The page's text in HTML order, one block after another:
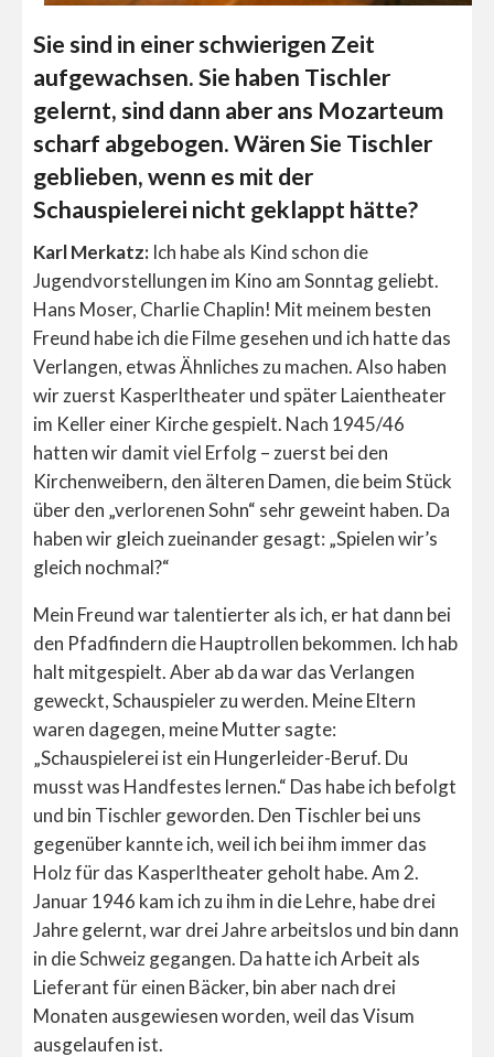
Sie sind in einer schwierigen Zeit
aufgewachsen. Sie haben Tischler
gelernt, sind dann aber ans Mozarteum
scharf abgebogen. Wären Sie Tischler
geblieben, wenn es mit der
Schauspielerei nicht geklappt hätte?
Karl Merkatz: Ich habe als Kind schon die
Jugendvorstellungen im Kino am Sonntag geliebt.
Hans Moser, Charlie Chaplin! Mit meinem besten
Freund habe ich die Filme gesehen und ich hatte das
Verlangen, etwas Ähnliches zu machen. Also haben
wir zuerst Kasperltheater und später Laientheater
im Keller einer Kirche gespielt. Nach 1945/46
hatten wir damit viel Erfolg – zuerst bei den
Kirchenweibern, den älteren Damen, die beim Stück
über den „verlorenen Sohn“ sehr geweint haben. Da
haben wir gleich zueinander gesagt: „Spielen wir’s
gleich nochmal?“
Mein Freund war talentierter als ich, er hat dann bei
den Pfadfindern die Hauptrollen bekommen. Ich hab
halt mitgespielt. Aber ab da war das Verlangen
geweckt, Schauspieler zu werden. Meine Eltern
waren dagegen, meine Mutter sagte:
„Schauspielerei ist ein Hungerleider-Beruf. Du
musst was Handfestes lernen.“ Das habe ich befolgt
und bin Tischler geworden. Den Tischler bei uns
gegenüber kannte ich, weil ich bei ihm immer das
Holz für das Kasperltheater geholt habe. Am 2.
Januar 1946 kam ich zu ihm in die Lehre, habe drei
Jahre gelernt, war drei Jahre arbeitslos und bin dann
in die Schweiz gegangen. Da hatte ich Arbeit als
Lieferant für einen Bäcker, bin aber nach drei
Monaten ausgewiesen worden, weil das Visum
ausgelaufen ist.